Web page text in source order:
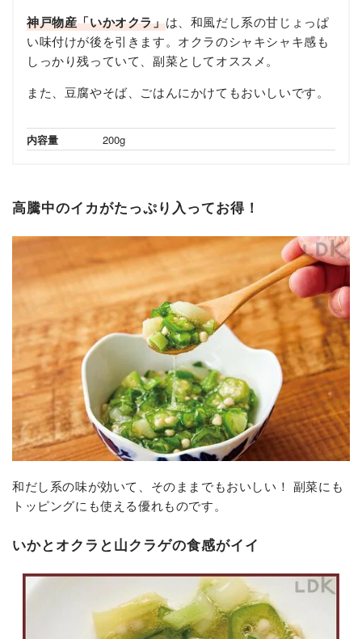
神戸物産「いかオクラ」は、和風だし系の甘じょっぱ
い味付けが後を引きます。オクラのシャキシャキ感も
しっかり残っていて、副菜としてオススメ。
また、豆腐やそば、ごはんにかけてもおいしいです。
内容量 200g
高騰中のイカがたっぷり入ってお得！
和だし系の味が効いて、そのままでもおいしい！ 副菜にも
トッピングにも使える優れものです。
いかとオクラと山クラゲの食感がイイ